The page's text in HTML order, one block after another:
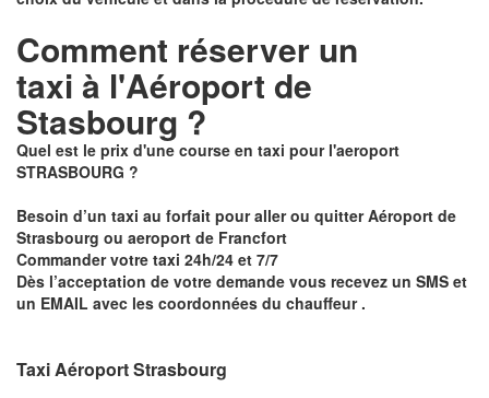
Comment réserver un
taxi à l'Aéroport de
Stasbourg ?
Quel est le prix d'une course en taxi pour l'aeroport
STRASBOURG ?
Besoin d’un taxi au forfait pour aller ou quitter Aéroport de
Strasbourg ou aeroport de Francfort
Commander votre taxi 24h/24 et 7/7
Dès l’acceptation de votre demande vous recevez un SMS et
un EMAIL avec les coordonnées du chauffeur .
Taxi Aéroport Strasbourg